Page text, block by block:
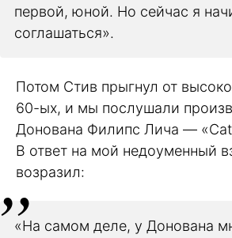
первой, юной. Но сейчас я
соглашаться».
Потом Стив прыгнул от
60-ых, и мы послушали
Донована Филипс Лича —
В ответ на мой недоуменный
возразил:
«На самом деле, у Донована